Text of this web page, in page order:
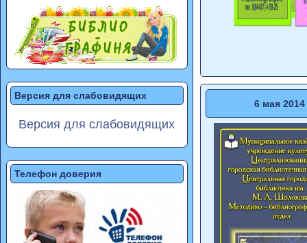
Версия для слабовидящих
Версия для слабовидящих
Телефон доверия
6 мая 2014